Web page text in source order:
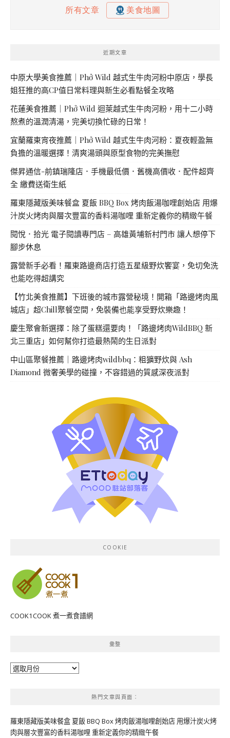
近期文章
中原大學美食推薦｜Phở Wild 越式生牛肉河粉中原店，學長
姐狂推的高CP值日常料理與新生必看點餐全攻略
花蓮美食推薦｜Phở Wild 迴萊越式生牛肉河粉，用十二小時
熬煮的溫潤清湯，完美切換忙碌的日常！
宜蘭羅東宵夜推薦｜Phở Wild 越式生牛肉河粉：夏夜輕盈無
負擔的溫暖選擇！清爽湯頭與原型食物的完美撫慰
傑昇通信-前鎮瑞隆店．手機最低價．舊機高價收．配件超齊
全 繳費送衛生紙
羅東隱藏版美味餐盒 夏飯 BBQ Box 烤肉飯湯咖哩創始店 用爆
汁炭火烤肉與層次豐富的香料湯咖哩 重新定義你的精緻午餐
閱悅．拾光 電子閱讀專門店 – 高雄黃埔新村門市 讓人想停下
腳步休息
露營新手必看！羅東路邊商店打造五星級野炊饗宴，免切免洗
也能吃得超講究
【竹北美食推薦】下班後的城市露營秘境！開箱「路邊烤肉風
城店」超Chill聚餐空間，免裝備也能享受野炊樂趣！
慶生聚會新選擇：除了蛋糕還要肉！「路邊烤肉WildBBQ 新
北三重店」如何幫你打造最熱鬧的生日派對
中山區聚餐推薦｜路邊烤肉wildbbq：粗獷野炊與 Ash
Diamond 微奢美學的碰撞，不容錯過的質感深夜派對
COOKIE
COOK1COOK 煮一煮食譜網
彙整
彙
熱門文章與頁面︰
羅東隱藏版美味餐盒 夏飯 BBQ Box 烤肉飯湯咖哩創始店 用爆汁炭火烤
肉與層次豐富的香料湯咖哩 重新定義你的精緻午餐